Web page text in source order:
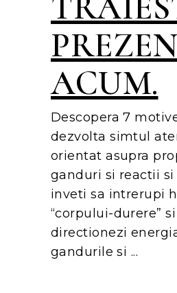
ACUM.
Descopera 7
dezvolta simtul
orientat asupra
ganduri si reactii si
inveti sa intrerupi
“corpului-durere”
directionezi
gandurile si